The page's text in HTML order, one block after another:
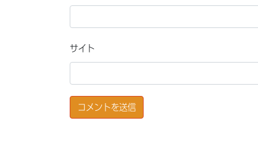
サイト